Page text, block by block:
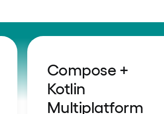
Compose +
Kotlin
Multiplatform